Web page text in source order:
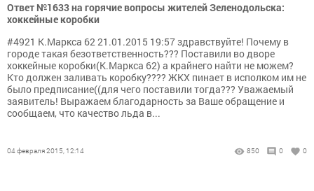
Ответ №1633 на горячие вопросы жителей Зеленодольска:
хоккейные коробки
#4921 К.Маркса 62 21.01.2015 19:57 здравствуйте! Почему в
городе такая безответственность??? Поставили во дворе
хоккейные коробки(К.Маркса 62) а крайнего найти не можем?
Кто должен заливать коробку???? ЖКХ пинает в исполком им не
было предписание((для чего поставили тогда??? Уважаемый
заявитель! Выражаем благодарность за Ваше обращение и
сообщаем, что качество льда в...
04 февраля 2015, 12:14 850 0 0